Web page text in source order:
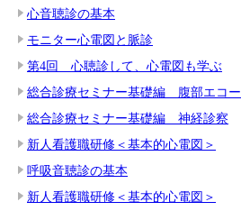
心音聴診の基本
モニター心電図と脈診
第4回 心聴診して、心電図も学ぶ
総合診療セミナー基礎編 腹部エコー
総合診療セミナー基礎編 神経診察
新人看護職研修＜基本的心電図＞
呼吸音聴診の基本
新人看護職研修＜基本的心電図＞